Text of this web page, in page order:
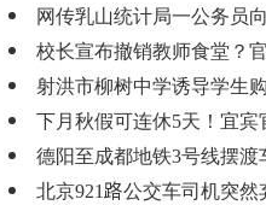
网传乳山统计局一公务员
校长宣布撤销教师食堂？
射洪市柳树中学诱导学生
下月秋假可连休5天！宜宾
德阳至成都地铁3号线摆渡
北京921路公交车司机突然